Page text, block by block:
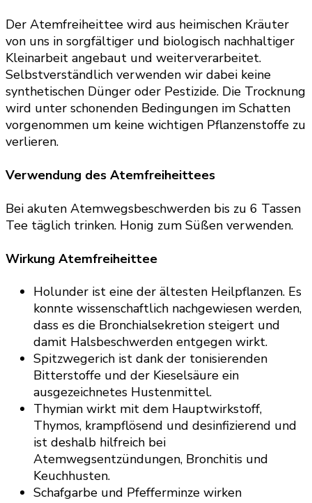
Der Atemfreiheittee wird aus heimischen Kräuter
von uns in sorgfältiger und biologisch nachhaltiger
Kleinarbeit angebaut und weiterverarbeitet.
Selbstverständlich verwenden wir dabei keine
synthetischen Dünger oder Pestizide. Die Trocknung
wird unter schonenden Bedingungen im Schatten
vorgenommen um keine wichtigen Pflanzenstoffe zu
verlieren.
Verwendung des Atemfreiheittees
Bei akuten Atemwegsbeschwerden bis zu 6 Tassen
Tee täglich trinken. Honig zum Süßen verwenden.
Wirkung Atemfreiheittee
Holunder ist eine der ältesten Heilpflanzen. Es
konnte wissenschaftlich nachgewiesen werden,
dass es die Bronchialsekretion steigert und
damit Halsbeschwerden entgegen wirkt.
Spitzwegerich ist dank der tonisierenden
Bitterstoffe und der Kieselsäure ein
ausgezeichnetes Hustenmittel.
Thymian wirkt mit dem Hauptwirkstoff,
Thymos, krampflösend und desinfizierend und
ist deshalb hilfreich bei
Atemwegsentzündungen, Bronchitis und
Keuchhusten.
Schafgarbe und Pfefferminze wirken